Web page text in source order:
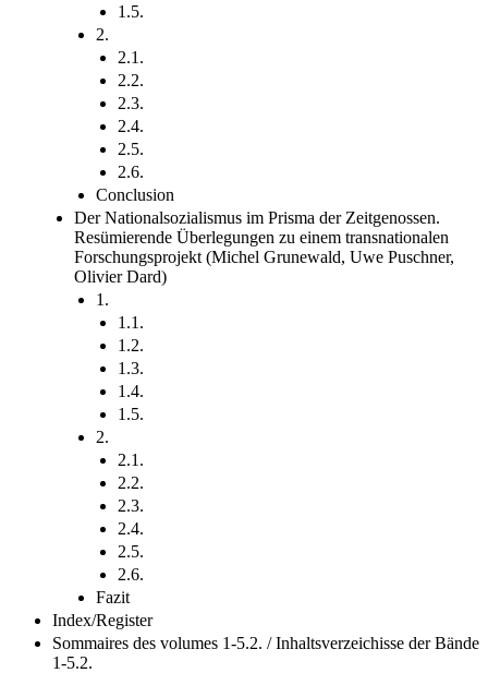
1.5.
2.
2.1.
2.2.
2.3.
2.4.
2.5.
2.6.
Conclusion
Der Nationalsozialismus im Prisma der Zeitgenossen.
Resümierende Überlegungen zu einem transnationalen
Forschungsprojekt (Michel Grunewald, Uwe Puschner,
Olivier Dard)
1.
1.1.
1.2.
1.3.
1.4.
1.5.
2.
2.1.
2.2.
2.3.
2.4.
2.5.
2.6.
Fazit
Index/Register
Sommaires des volumes 1-5.2. / Inhaltsverzeichisse der Bände
1-5.2.